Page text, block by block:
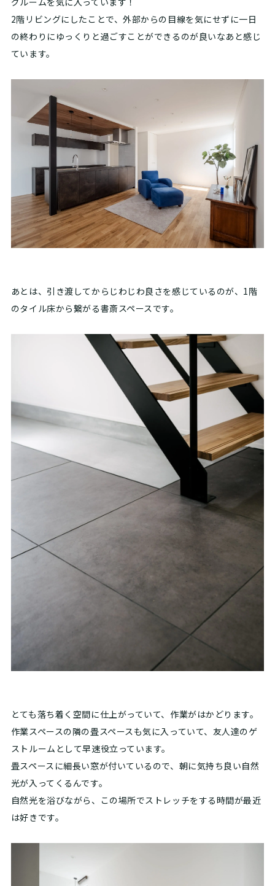
2階リビングにしたことで、外部からの目線を気にせずに一日
の終わりにゆっくりと過ごすことができるのが良いなあと感じ
ています。
あとは、引き渡してからじわじわ良さを感じているのが、1階
のタイル床から繋がる書斎スペースです。
とても落ち着く空間に仕上がっていて、作業がはかどります。
作業スペースの隣の畳スペースも気に入っていて、友人達のゲ
ストルームとして早速役立っています。
畳スペースに細長い窓が付いているので、朝に気持ち良い自然
光が入ってくるんです。
自然光を浴びながら、この場所でストレッチをする時間が最近
は好きです。